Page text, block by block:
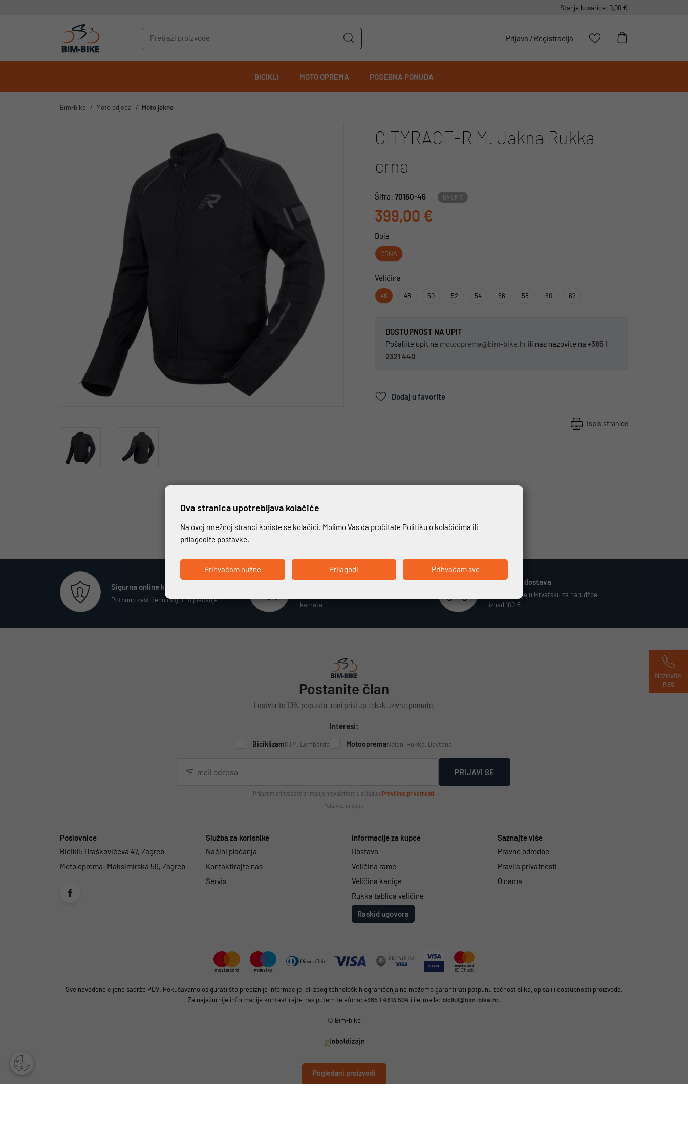
Stanje košarice: 0,00 €
Prijava / Registracija
BICIKLI MOTO OPREMA POSEBNA PONUDA
Bim-bike Moto odjeća Moto jakne
CITYRACE-R M. Jakna Rukka
crna
Šifra: 70160-46 NA UPIT
399,00 €
Boja
CRNA
Veličina
46 48 50 52 54 56 58 60 62
DOSTUPNOST NA UPIT
Pošaljite upit na motooprema@bim-bike.hr ili nas nazovite na +385 1
2321 440
Dodaj u favorite
Ispis stranice
Pogledani proizvodi
Sigurna online kupovina
Potpuno zaštićeno i sigurno plaćanje
Beskamatno plaćanje
kamata
Besplatna dostava
Vrijedi za cijelu Hrvatsku za narudžbe
iznad 100 €
Postanite član
I ostvarite 10% popusta, rani pristup i ekskluzivne ponude.
Interesi:
BiciklizamKTM, Lombardo MotoopremaNolan, Rukka, Daytona
PRIJAVI SE
Prijavom prihvaćate primanje newslettera u skladu s Pravilima privatnosti
*obavezno polje
Poslovnice
Bicikli: Draškovićeva 47, Zagreb
Moto oprema: Maksimirska 56, Zagreb
Služba za korisnike
Načini plaćanja
Kontaktirajte nas
Servis
Informacije za kupce
Dostava
Veličina rame
Veličina kacige
Rukka tablica veličine
Raskid ugovora
Saznajte više
Pravne odredbe
Pravila privatnosti
O nama
Sve navedene cijene sadrže PDV. Pokušavamo osigurati što preciznije informacije, ali zbog tehnoloških ograničenja ne možemo garantirati potpunu točnost slika, opisa ili dostupnosti proizvoda.
Za najažurnije informacije kontaktirajte nas putem telefona: +385 1 4613 504 ili e-maila: bicikli@bim-bike.hr.
© Bim-bike
Nazovite
nas
Ova stranica upotrebljava kolačiće
Na ovoj mrežnoj stranci koriste se kolačići. Molimo Vas da pročitate Politiku o kolačićima ili
prilagodite postavke.
Prihvaćam nužne Prilagodi Prihvaćam sve